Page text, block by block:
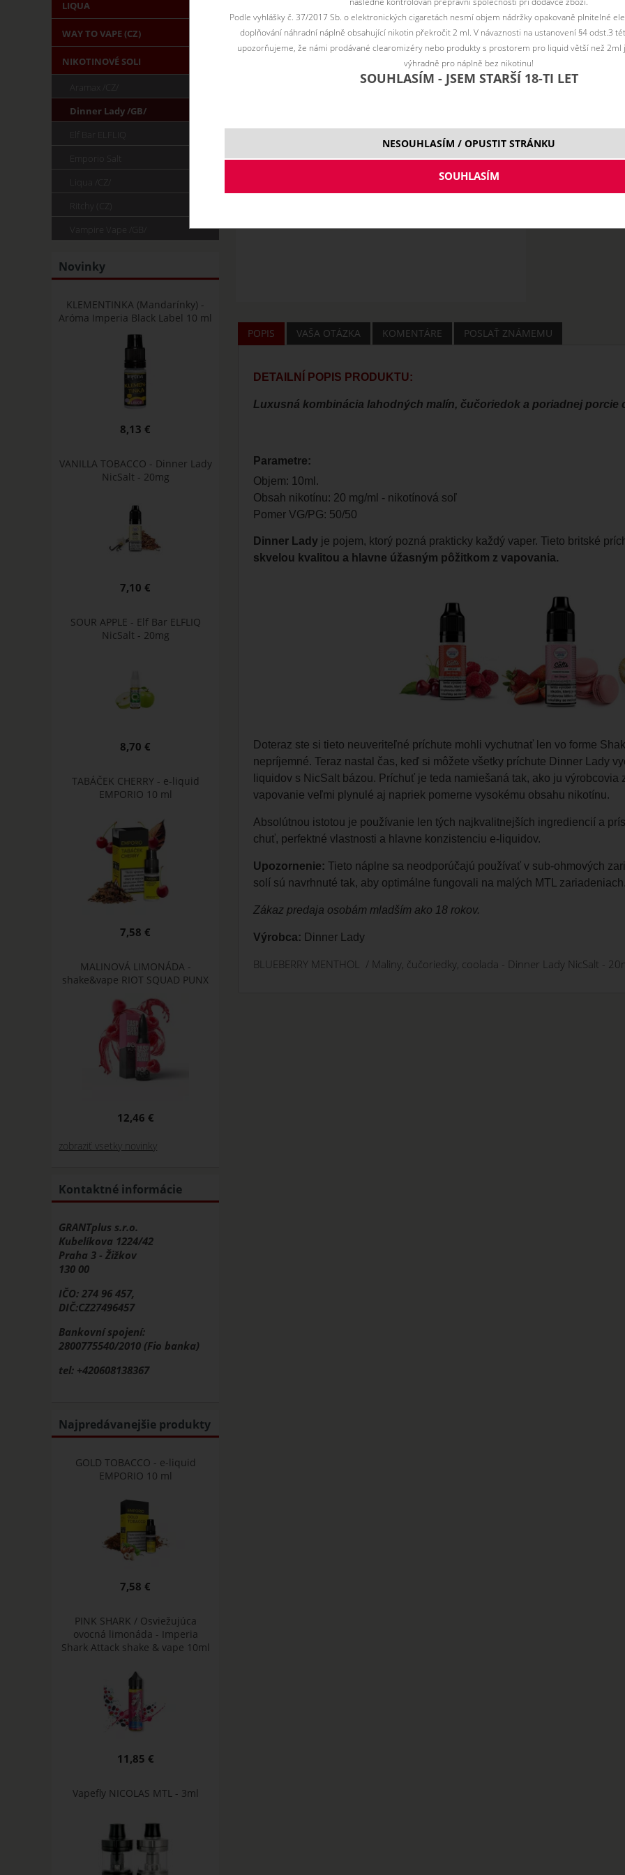
Nick Salt
POPIS VAŠA OTÁZKA KOMENTÁRE POSLAŤ ZNÁMEMU
DETAILNÍ POPIS PRODUKTU:
Luxusná kombinácia lahodných malín, čučoriedok a poriadnej porcie
Parametre:
Objem: 10ml.
Obsah nikotínu: 20 mg/ml - nikotínová soľ
Pomer VG/PG: 50/50
Dinner Ladyje pojem, ktorý pozná prakticky každý vaper. Tieto britské
skvelou kvalitou a hlavne úžasným pôžitkom z vapovania.
Doteraz ste si tieto neuveriteľné príchute mohli vychutnať len vo forme
nepríjemné. Teraz nastal čas, keď si môžete všetky príchute Dinner Lady
liquidov s NicSalt bázou. Príchuť je teda namiešaná tak, ako ju
vapovanie veľmi plynulé aj napriek pomerne vysokému obsahu nikotínu.
Absolútnou istotou je používanie len tých najkvalitnejších ingrediencií a
chuť, perfektné vlastnosti a hlavne konzistenciu e-liquidov.
Upozornenie: Tieto náplne sa neodporúčajú používať v sub-ohmových
solí sú navrhnuté tak, aby optimálne fungovali na malých MTL
Zákaz predaja osobám mladším ako 18 rokov.
Výrobca: Dinner Lady
BLUEBERRY MENTHOL / Maliny, čučoriedky, coolada - Dinner Lady NicSalt -
LIQUA
WAY TO VAPE (CZ)
NIKOTINOVÉ SOLI
Dinner Lady /GB/
Novinky
KLEMENTINKA (Mandarínky) -
Aróma Imperia Black Label 10 ml
8,13 €
VANILLA TOBACCO - Dinner Lady
NicSalt - 20mg
7,10 €
SOUR APPLE - Elf Bar ELFLIQ
NicSalt - 20mg
8,70 €
TABÁČEK CHERRY - e-liquid
EMPORIO 10 ml
7,58 €
MALINOVÁ LIMONÁDA -
shake&vape RIOT SQUAD PUNX
12,46 €
zobraziť vsetky novinky
Kontaktné informácie
GRANTplus s.r.o.
Kubelíkova 1224/42
Praha 3 - Žižkov
130 00
IČO: 274 96 457,
DIČ:CZ27496457
Bankovní spojení:
2800775540/2010 (Fio banka)
tel: +420608138367
Najpredávanejšie produkty
GOLD TOBACCO - e-liquid
EMPORIO 10 ml
7,58 €
PINK SHARK / Osviežujúca
ovocná limonáda - Imperia
Shark Attack shake & vape 10ml
11,85 €
Vapefly NICOLAS MTL - 3ml
Podle vyhlášky č. 37/2017 Sb. o elektronických cigaretách nesmí objem nádržky opakovaně plnitelné
doplňování náhradní náplně obsahující nikotin překročit 2 ml. V návaznosti na ustanovení §4 odst.3
upozorňujeme, že námi prodávané clearomizéry nebo produkty s prostorem pro liquid větší než 2ml
výhradně pro náplně bez nikotinu!
SOUHLASÍM - JSEM STARŠÍ 18-TI LET
NESOUHLASÍM / OPUSTIT STRÁNKU